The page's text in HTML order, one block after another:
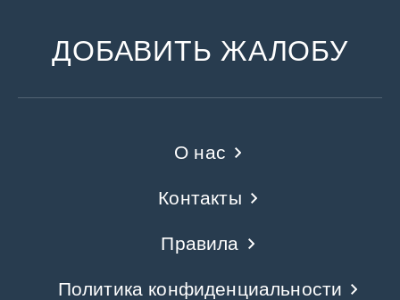
ДОБАВИТЬ ЖАЛОБУ
О нас
Контакты
Правила
Политика конфиденциальности